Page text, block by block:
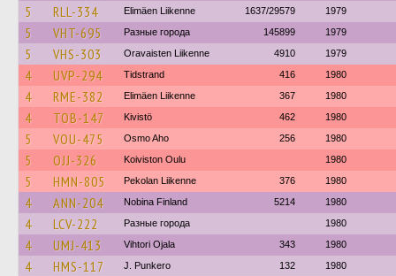
5 RLL-334 Elimäen Liikenne 1637/29579 1979
5 VHT-695 Разные города 145899 1979
5 VHS-303 Oravaisten Liikenne 4910 1979
4 UVP-294 Tidstrand 416 1980
4 RME-382 Elimäen Liikenne 367 1980
4 TOB-147 Kivistö 462 1980
5 VOU-475 Osmo Aho 256 1980
5 OJJ-326 Koiviston Oulu 1980
5 HMN-805 Pekolan Liikenne 376 1980
4 ANN-204 Nobina Finland 5214 1980
4 LCV-222 Разные города 1980
4 UMJ-413 Vihtori Ojala 343 1980
4 HMS-117 J. Punkero 132 1980